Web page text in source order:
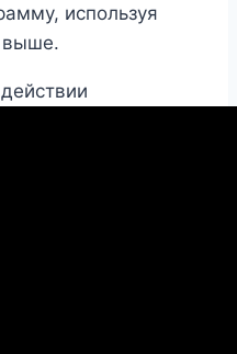
используя
выше.